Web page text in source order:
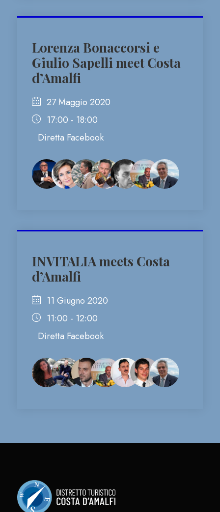
Lorenza Bonaccorsi e
Giulio Sapelli meet Costa
d’Amalfi
27 Maggio 2020
17:00 - 18:00
Diretta Facebook
INVITALIA meets Costa
d’Amalfi
11 Giugno 2020
11:00 - 12:00
Diretta Facebook